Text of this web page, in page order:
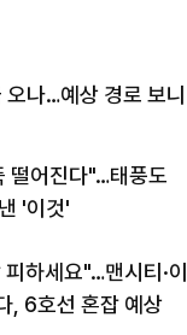
나…예상 경로 보니
떨어진다"…태풍도
'이것'
하세요"…맨시티·이
, 6호선 혼잡 예상